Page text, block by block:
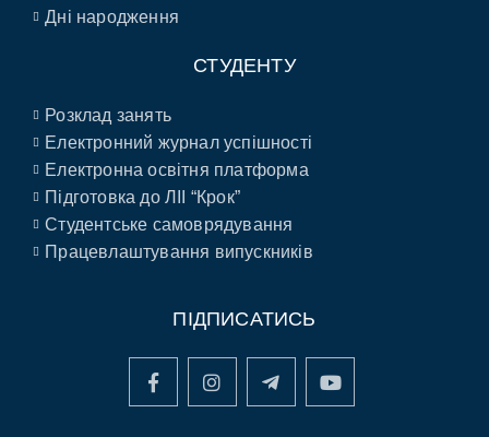
Дні народження
СТУДЕНТУ
Розклад занять
Електронний журнал успішності
Електронна освітня платформа
Підготовка до ЛІІ “Крок”
Студентське самоврядування
Працевлаштування випускників
ПІДПИСАТИСЬ